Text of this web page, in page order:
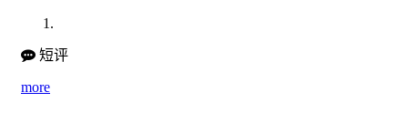
短评
more